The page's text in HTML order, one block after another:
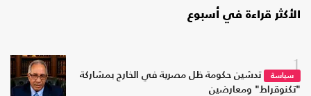
الأكثر قراءة في أسبوع
1
سياسة
تدشين حكومة ظل مصرية في الخارج بمشاركة
"تكنوقراط" ومعارضين